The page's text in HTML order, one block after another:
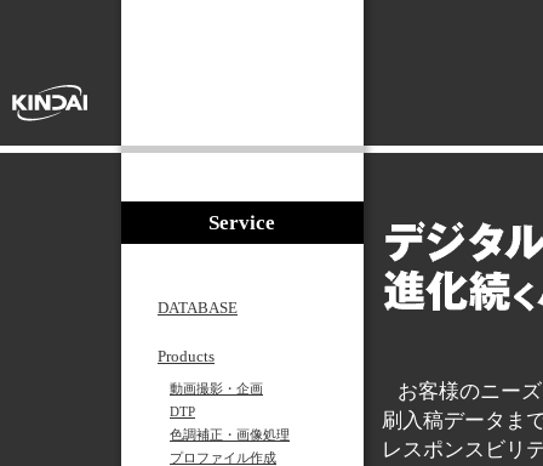
Service
DATABASE
Products
動画撮影・企画
DTP
色調補正・画像処理
プロファイル作成
お客様のニー
刷入稿データま
レスポンスビリ